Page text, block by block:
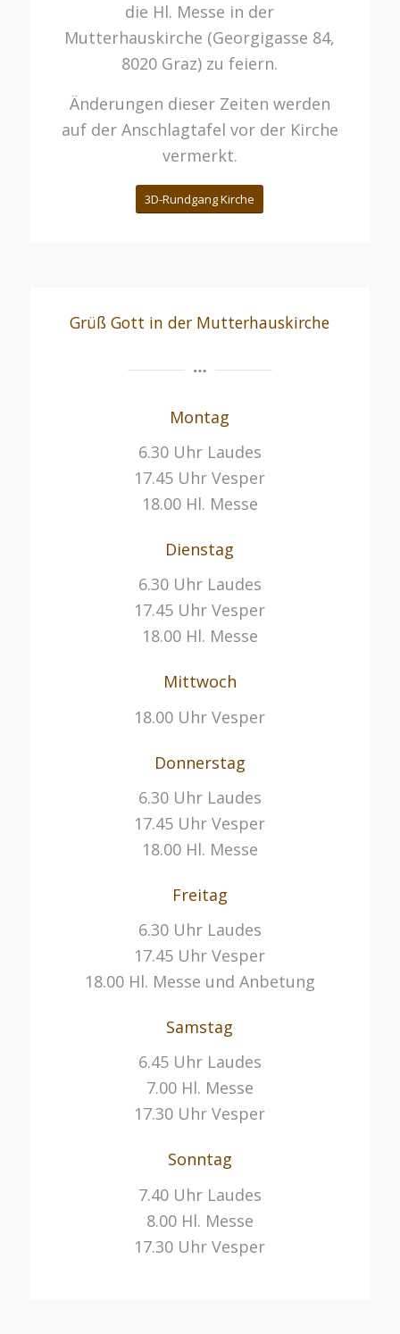
die Hl. Messe in der
Mutterhauskirche (Georgigasse 84,
8020 Graz) zu feiern.
Änderungen dieser Zeiten werden
auf der Anschlagtafel vor der Kirche
vermerkt.
3D-Rundgang Kirche
Grüß Gott in der Mutterhauskirche
Montag
6.30 Uhr Laudes
17.45 Uhr Vesper
18.00 Hl. Messe
Dienstag
6.30 Uhr Laudes
17.45 Uhr Vesper
18.00 Hl. Messe
Mittwoch
18.00 Uhr Vesper
Donnerstag
6.30 Uhr Laudes
17.45 Uhr Vesper
18.00 Hl. Messe
Freitag
6.30 Uhr Laudes
17.45 Uhr Vesper
18.00 Hl. Messe und Anbetung
Samstag
6.45 Uhr Laudes
7.00 Hl. Messe
17.30 Uhr Vesper
Sonntag
7.40 Uhr Laudes
8.00 Hl. Messe
17.30 Uhr Vesper